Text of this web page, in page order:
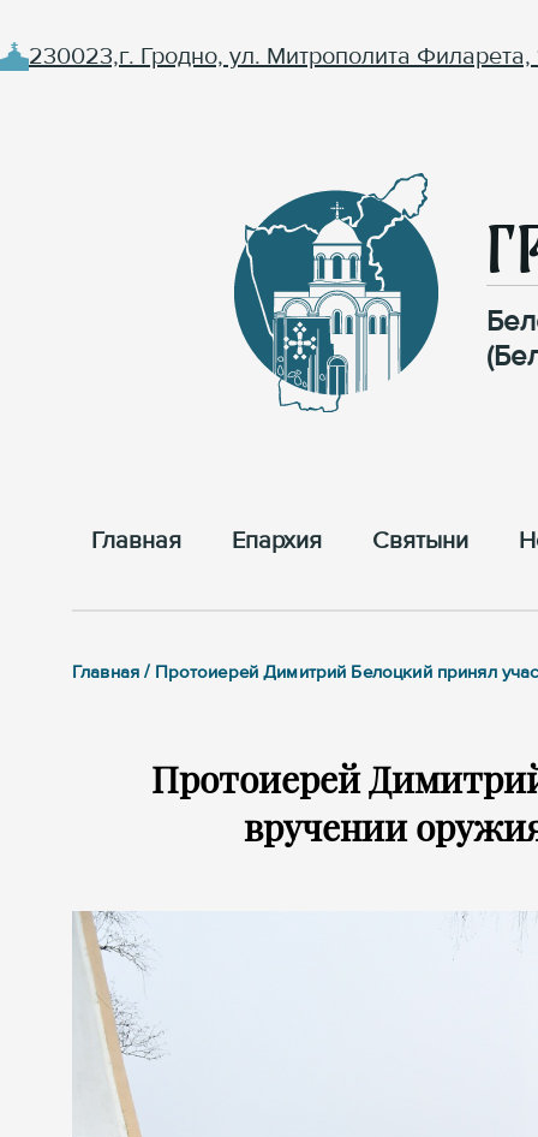
230023,г. Гродно, ул. Митрополита Филарета,
Главная Епархия Cвятыни
Главная / Протоиерей Димитрий Белоцкий принял
Протоиерей
вручении